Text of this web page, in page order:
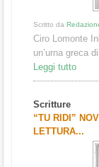
Scritto da
Ciro Lomonte
un’urna greca
Leggi tutto
Scritture
“TU RIDI”
LETTURA...